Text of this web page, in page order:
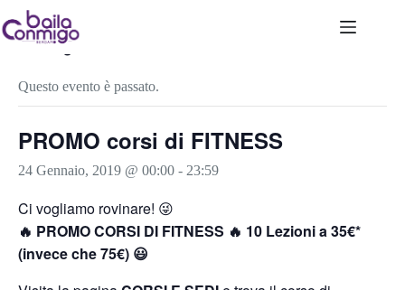
Salta
al
contenuto
« Tutti gli Eventi
Questo evento è passato.
PROMO corsi di FITNESS
24 Gennaio, 2019 @ 00:00 - 23:59
Ci vogliamo rovinare! 😜
🔥 PROMO CORSI DI FITNESS 🔥 10 Lezioni a 35€*
(invece che 75€) 😃